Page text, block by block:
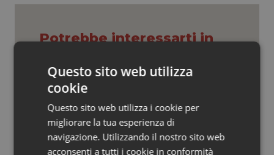
Quotidiano Chirurgia
Quotidiano Oncologia
Quotidiano Pediatria
Rene & patologie urogenitali
Potrebbe interessarti in
Decaro accelera su 118, liste d’attesa
e conti
Questo sito web utilizza
cookie
Questo sito web utilizza i cookie per
migliorare la tua esperienza di
navigazione. Utilizzando il nostro sito web
acconsenti a tutti i cookie in conformità